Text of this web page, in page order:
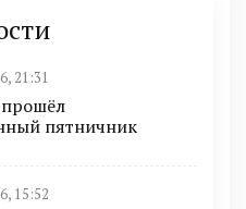
21:31
пятничник
15:52